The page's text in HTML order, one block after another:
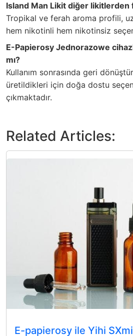
Island Man Likit diğer likitlerden
Tropikal ve ferah aroma profili,
hem nikotinli hem nikotinsiz
E-Papierosy Jednorazowe
mı?
Kullanım sonrasında geri
üretildikleri için doğa dostu
çıkmaktadır.
Related Articles:
E-papierosy ile Yihi